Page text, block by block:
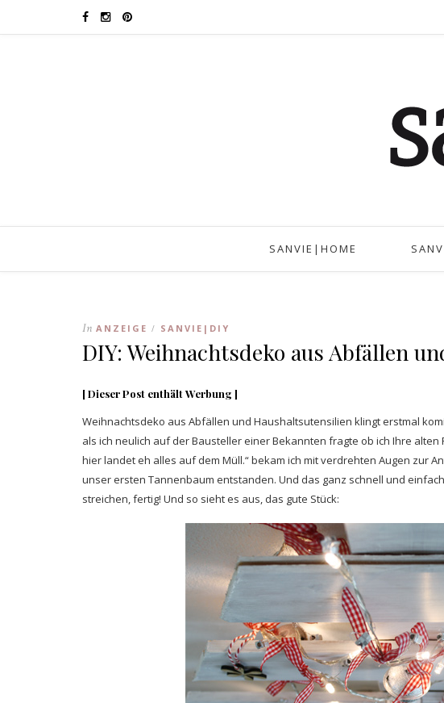
SANVIE|HOME
In ANZEIGE / SANVIE|DIY
DIY: Weihnachtsdeko aus Abfällen
[ Dieser Post enthält Werbung ]
Weihnachtsdeko aus Abfällen und Haushaltsutensilien klingt erstmal
als ich neulich auf der Bausteller einer Bekannten fragte ob ich Ihre
hier landet eh alles auf dem Müll.“ bekam ich mit verdrehten Augen zur
unser ersten Tannenbaum entstanden. Und das ganz schnell und
streichen, fertig! Und so sieht es aus, das gute Stück: